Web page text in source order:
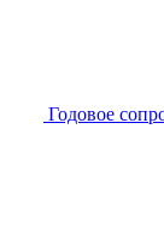
Годовое